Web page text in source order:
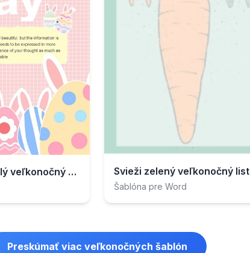
Ružový roztomilý veľkonočný plagát Svieži zelený veľkonočný list
Šablóna pre Word
Preskúmať viac veľkonočných šablón